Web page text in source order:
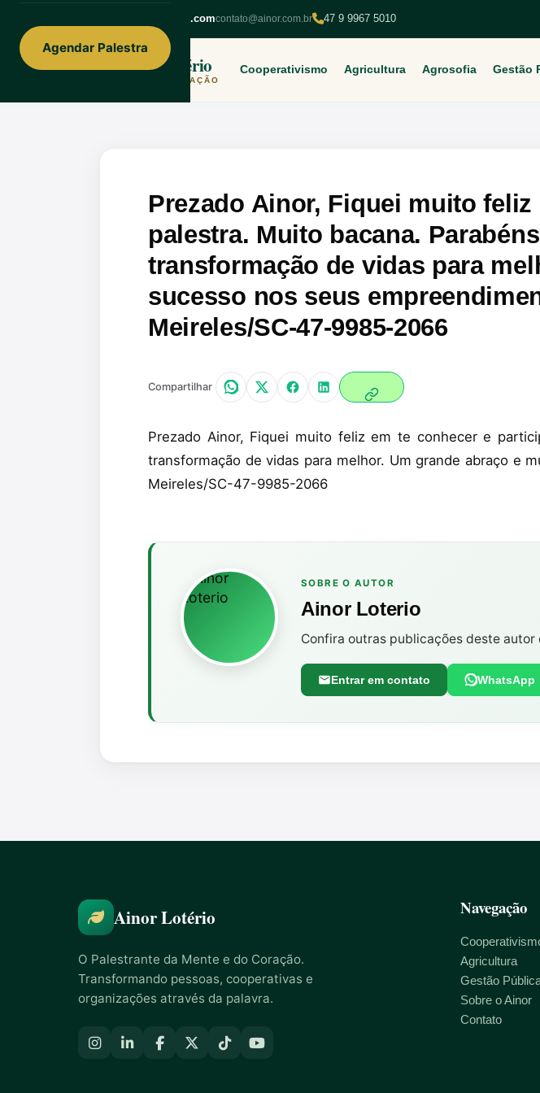
ainorfloterio@gmail.comcontato@ainor.com.br 47 9 9967 5010
Ainor Lotério
MENTE & CORAÇÃO
Cooperativismo Agricultura Agrosofia Gestão
Agendar Palestra
Prezado Ainor, Fiquei muito
palestra. Muito bacana.
transformação de vidas para
sucesso nos seus
Meireles/SC-47-9985-2066
Compartilhar
Prezado Ainor, Fiquei muito feliz em te conhecer e
transformação de vidas para melhor. Um grande abraço e
Meireles/SC-47-9985-2066
SOBRE O AUTOR
Ainor Loterio
Confira outras publicações deste
Entrar em contato WhatsApp
Ainor Lotério
O Palestrante da Mente e do Coração.
Transformando pessoas, cooperativas e
organizações através da palavra.
Navegação
Agricultura
Gestão
Sobre o Ainor
Contato